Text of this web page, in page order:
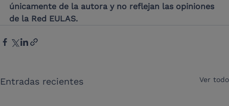
únicamente de la autora y no reflejan las opiniones
de la Red EULAS.
Entradas recientes Ver todo